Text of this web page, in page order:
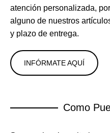
atención personalizada,
alguno de nuestros
y plazo de entrega.
INFÓRMATE AQUÍ
Como